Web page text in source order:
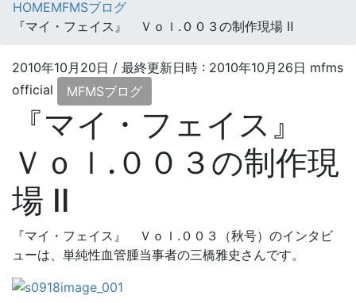
HOMEMFMSブログ
『マイ・フェイス』 Ｖｏｌ.００３の制作現場 Ⅱ
2010年10月20日 / 最終更新日時 : 2010年10月26日 mfms
official
MFMSブログ
『マイ・フェイス』
Ｖｏｌ.００３の制作現
場 Ⅱ
『マイ・フェイス』 Ｖｏｌ.００３（秋号）のインタビ
ューは、単純性血管腫当事者の三橋雅史さんです。